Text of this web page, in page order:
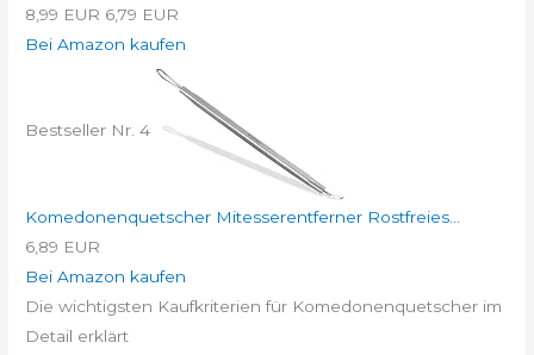
8,99 EUR 6,79 EUR
Bei Amazon kaufen
Bestseller Nr. 4
Komedonenquetscher Mitesserentferner Rostfreies...
6,89 EUR
Bei Amazon kaufen
Die wichtigsten Kaufkriterien für Komedonenquetscher im
Detail erklärt